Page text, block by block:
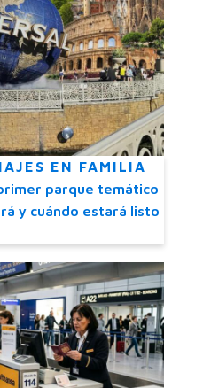
EN FAMILIA
parque temático
y cuándo estará listo